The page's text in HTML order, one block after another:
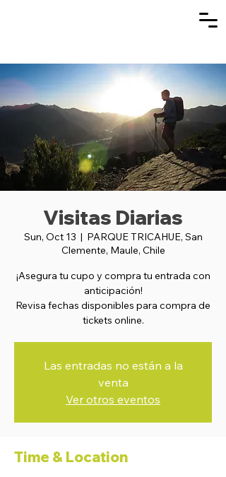
Visitas Diarias
Sun, Oct 13
  |
PARQUE TRICAHUE, San
Clemente, Maule, Chile
¡Asegura tu cupo y compra tu entrada con
anticipación!
Revisa fechas disponibles para compra de
tickets online.
Las entradas no están a la
venta
Ver otros eventos
Time & Location